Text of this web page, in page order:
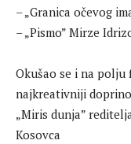
– „Granica očevog
– „Pismo” Mirze
Okušao se i na polju
najkreativniji
„Miris dunja”
Kosovca